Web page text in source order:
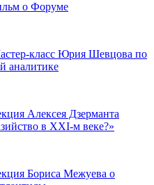
о Форуме
класс Юрия Шевцова по
аналитике
Алексея Дзерманта
в XXI-м веке?»
Бориса Межуева о